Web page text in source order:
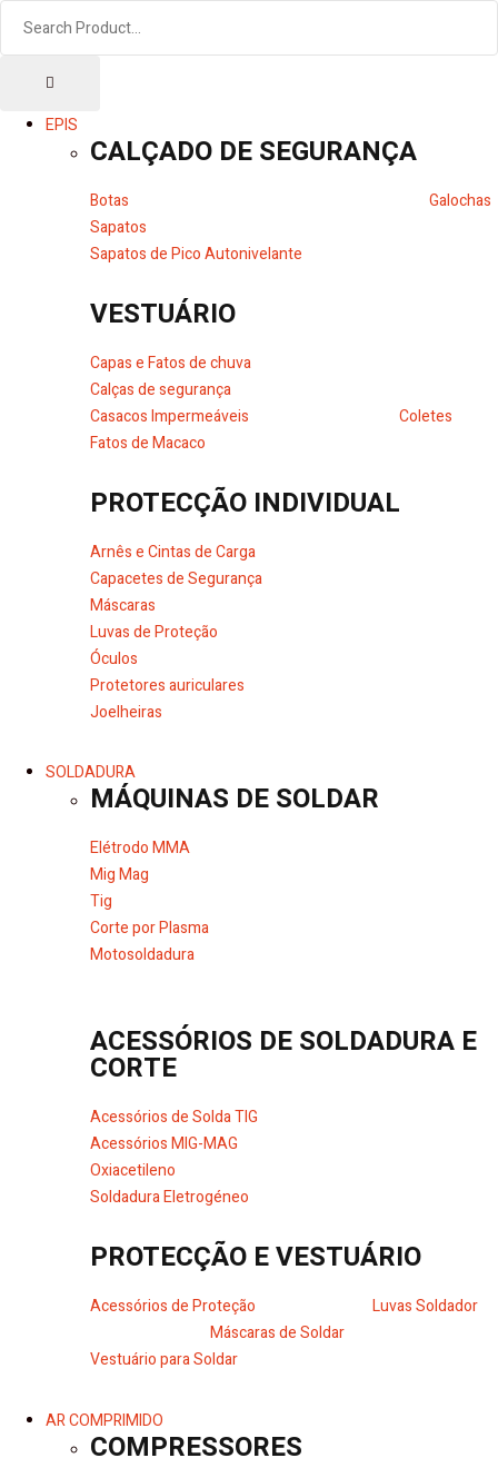
EPIS
CALÇADO DE SEGURANÇA
Botas
Galochas
Sapatos
Sapatos de Pico Autonivelante
VESTUÁRIO
Capas e Fatos de chuva
Calças de segurança
Casacos Impermeáveis
Coletes
Fatos de Macaco
PROTECÇÃO INDIVIDUAL
Arnês e Cintas de Carga
Capacetes de Segurança
Máscaras
Luvas de Proteção
Óculos
Protetores auriculares
Joelheiras
SOLDADURA
MÁQUINAS DE SOLDAR
Elétrodo MMA
Mig Mag
Tig
Corte por Plasma
Motosoldadura
ACESSÓRIOS DE SOLDADURA E
CORTE
Acessórios de Solda TIG
Acessórios MIG-MAG
Oxiacetileno
Soldadura Eletrogéneo
PROTECÇÃO E VESTUÁRIO
Acessórios de Proteção
Luvas Soldador
Máscaras de Soldar
Vestuário para Soldar
AR COMPRIMIDO
COMPRESSORES